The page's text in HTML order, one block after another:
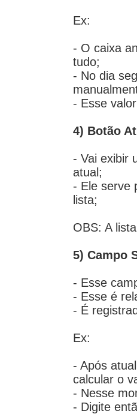
Ex:
- O caixa
tudo;
- No dia
- Esse
4) Botão
- Vai exibir
atual;
- Ele serve
lista;
OBS: A
5) Campo
- Esse
- Esse é
- É
Ex:
- Após
calcular o
- Nesse
- Digite